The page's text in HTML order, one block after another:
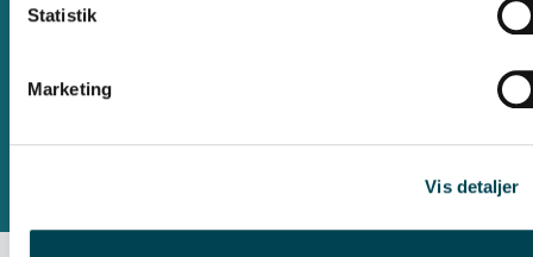
Statistik
Marketing
Vis detaljer